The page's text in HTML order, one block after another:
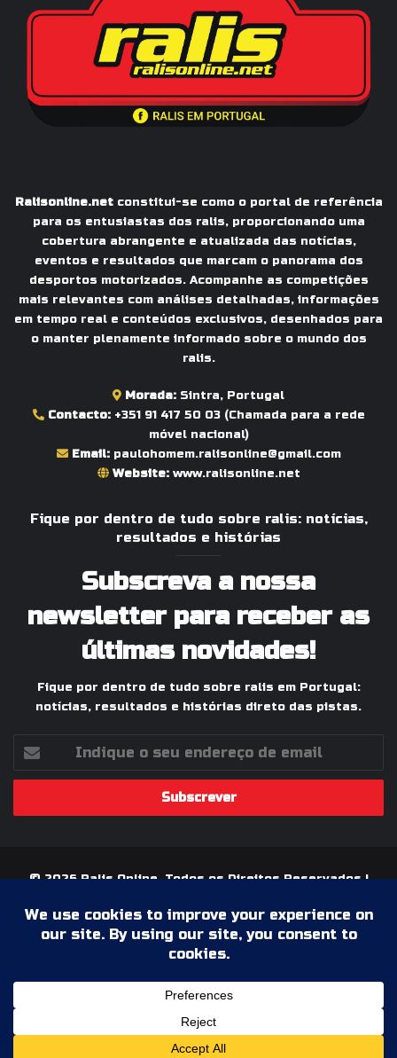
Ralisonline.netconstitui-se como o portal de referência
para os entusiastas dos ralis, proporcionando uma
cobertura abrangente e atualizada das notícias,
eventos e resultados que marcam o panorama dos
desportos motorizados. Acompanhe as competições
mais relevantes com análises detalhadas, informações
em tempo real e conteúdos exclusivos, desenhados para
o manter plenamente informado sobre o mundo dos
ralis.
Morada: Sintra, Portugal
Contacto: +351 91 417 50 03(Chamada para a rede
móvel nacional)
Email: paulohomem.ralisonline@gmail.com
Website: www.ralisonline.net
Fique por dentro de tudo sobre ralis: notícias,
resultados e histórias
Subscreva a nossa
newsletter para receber as
últimas novidades!
Fique por dentro de tudo sobre ralis em Portugal:
notícias, resultados e histórias direto das pistas.
seu
de
© 2026 Ralis Online, Todos os Direitos Reservados |
Paixão pelos Ralis em Portugal
Termos & Condições
Política de Privacidade